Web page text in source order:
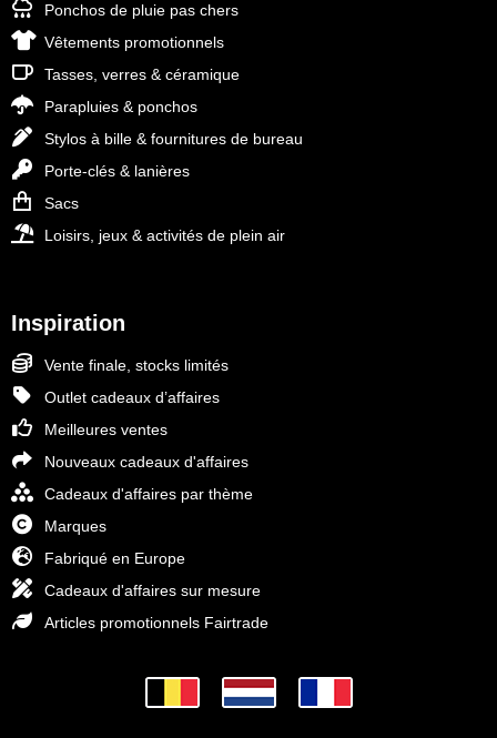
Ponchos de pluie pas chers
Vêtements promotionnels
Tasses, verres & céramique
Parapluies & ponchos
Stylos à bille & fournitures de bureau
Porte-clés & lanières
Sacs
Loisirs, jeux & activités de plein air
Inspiration
Vente finale, stocks limités
Outlet cadeaux d’affaires
Meilleures ventes
Nouveaux cadeaux d'affaires
Cadeaux d'affaires par thème
Marques
Fabriqué en Europe
Cadeaux d'affaires sur mesure
Articles promotionnels Fairtrade